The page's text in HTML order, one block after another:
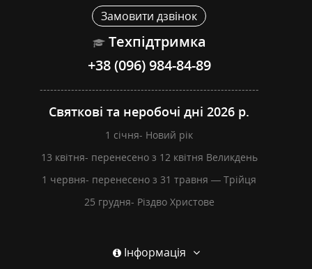
Замовити дзвінок
Техпідтримка
+38 (096) 984-84-89
---------------------------------------------------------------
Святкові та неробочі дні 2026 р.
1 січня- Новий рік
13 квітня- перенесено з 12 квітня Великдень
1 червня- перенесено з 31 травня — Трійця
25 грудня- Різдво Христове
Інформація